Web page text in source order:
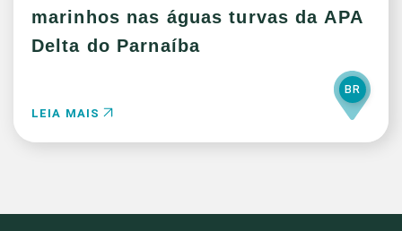
marinhos nas águas turvas da APA
Delta do Parnaíba
LEIA MAIS
BR